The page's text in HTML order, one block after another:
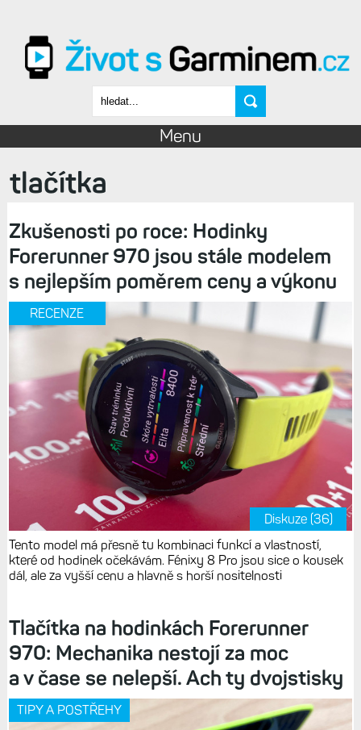
Vyhledávání
Menu
tlačítka
Zkušenosti po roce: Hodinky
Forerunner 970 jsou stále modelem
s nejlepším poměrem ceny a výkonu
RECENZE
Diskuze (36)
Tento model má přesně tu kombinaci funkcí a vlastností,
které od hodinek očekávám. Fénixy 8 Pro jsou sice o kousek
dál, ale za vyšší cenu a hlavně s horší nositelnosti
Tlačítka na hodinkách Forerunner
970: Mechanika nestojí za moc
a v čase se nelepší. Ach ty dvojstisky
TIPY A POSTŘEHY